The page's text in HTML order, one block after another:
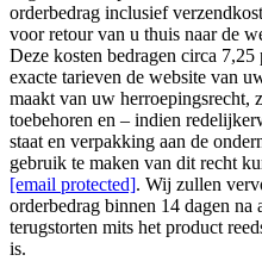
orderbedrag inclusief
voor retour van u thuis naar de
Deze kosten bedragen circa
exacte tarieven de website van
maakt van uw herroepingsrecht,
toebehoren en – indien
staat en verpakking aan de
gebruik te maken van dit recht
[email protected]. Wij zullen
orderbedrag binnen 14 dagen
terugstorten mits het product
is.